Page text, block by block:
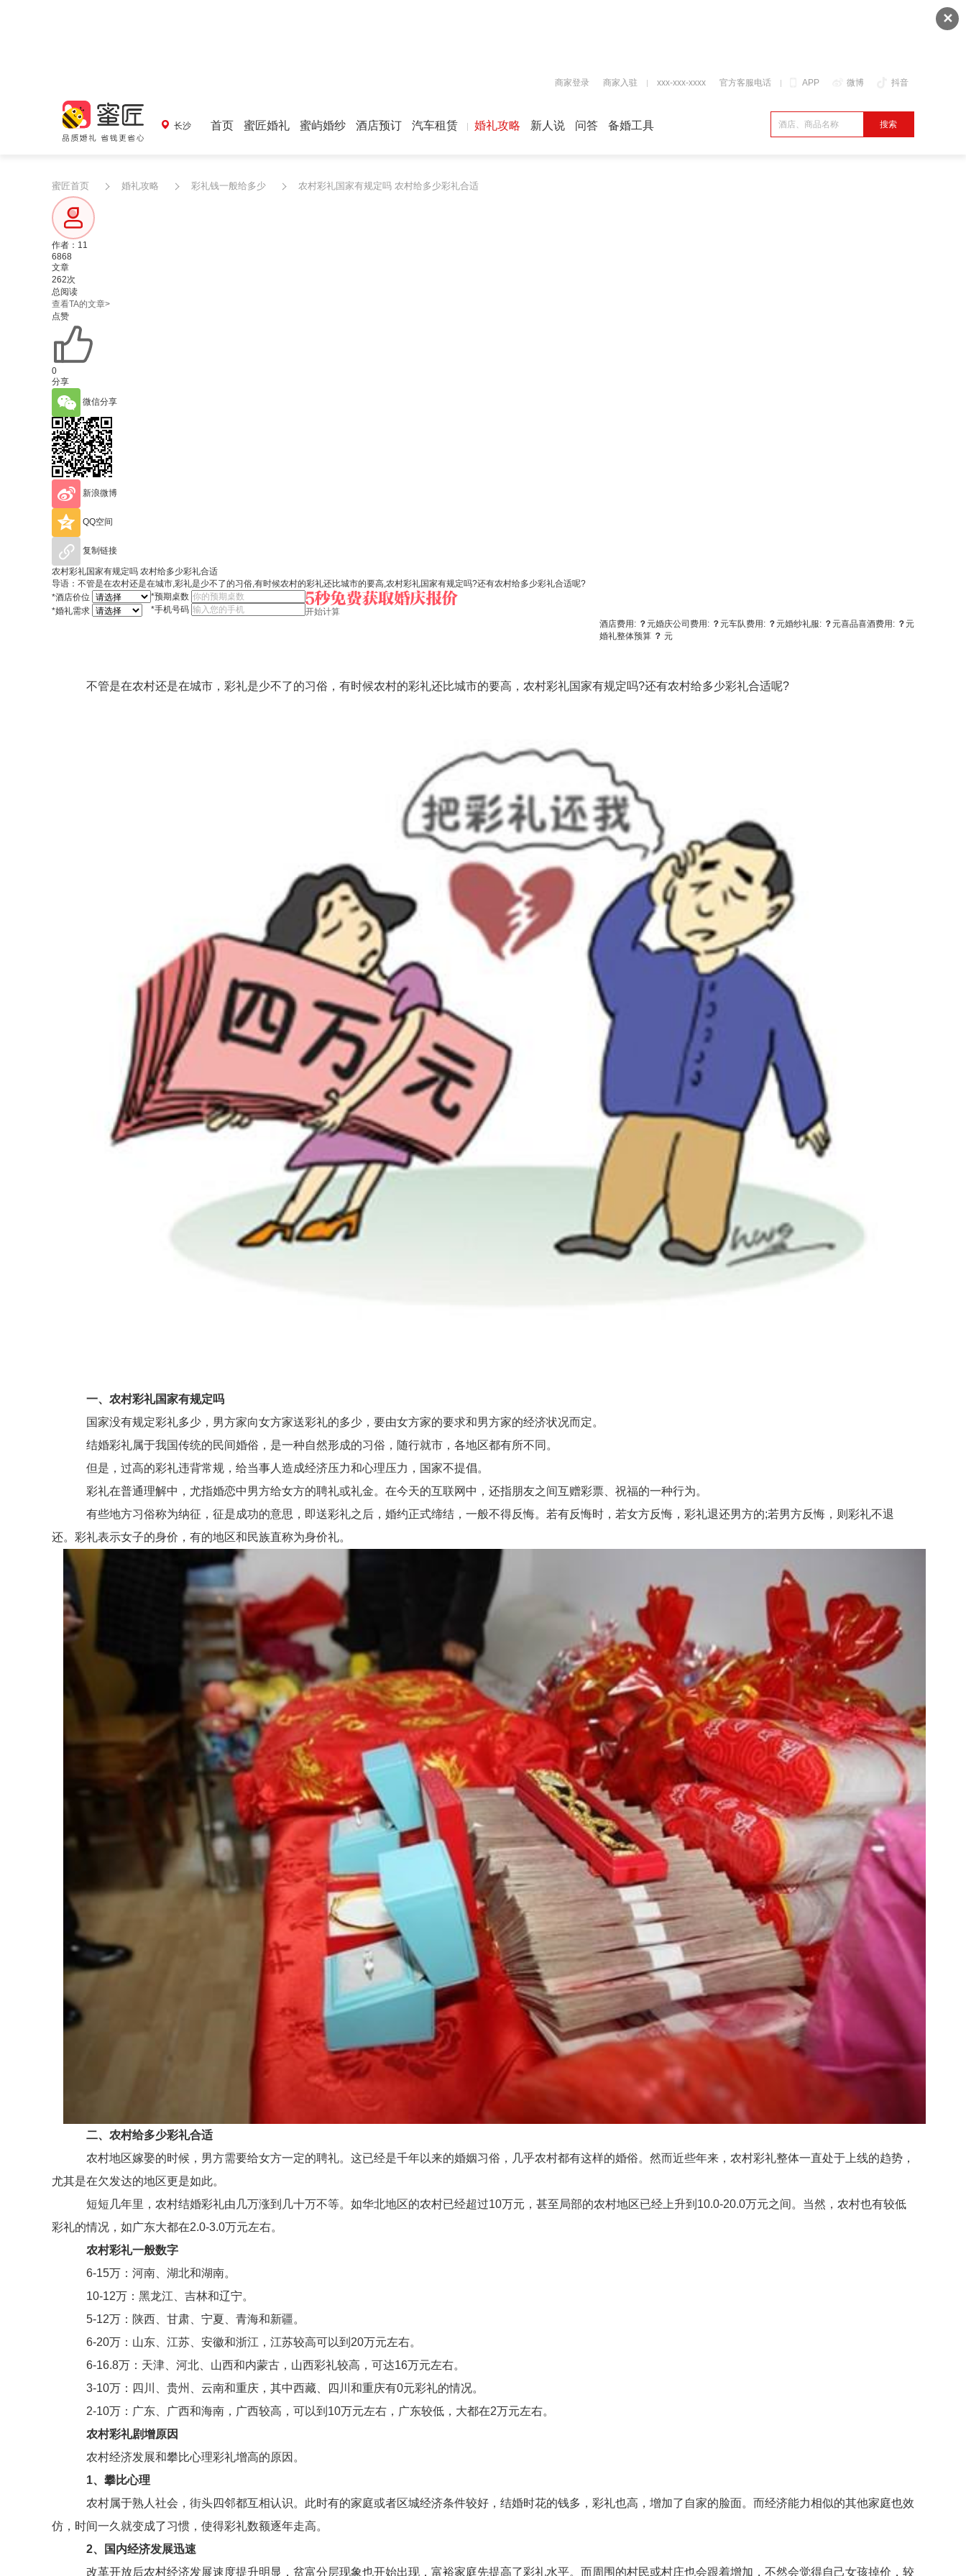
✕
APP 微博 抖音
商家登录 商家入驻 xxx-xxx-xxxx 官方客服电话
长沙 首页 蜜匠婚礼 蜜屿婚纱 酒店预订 汽车租赁 婚礼攻略 新人说 问答 备婚工具
蜜匠首页 婚礼攻略 彩礼钱一般给多少 农村彩礼国家有规定吗 农村给多少彩礼合适
作者：11
6868
文章
262次
总阅读
查看TA的文章>
点赞
0
分享
微信分享
新浪微博
QQ空间
复制链接
农村彩礼国家有规定吗 农村给多少彩礼合适
导语：不管是在农村还是在城市,彩礼是少不了的习俗,有时候农村的彩礼还比城市的要高,农村彩礼国家有规定吗?还有农村给多少彩礼合适呢?
*酒店价位
*婚礼需求
*预期桌数
*手机号码
开始计算
酒店费用: ？元婚庆公司费用: ？元车队费用: ？元婚纱礼服: ？元喜品喜酒费用: ？元
婚礼整体预算 ？ 元
不管是在农村还是在城市，彩礼是少不了的习俗，有时候农村的彩礼还比城市的要高，农村彩礼国家有规定吗?还有农村给多少彩礼合适呢?
一、农村彩礼国家有规定吗
国家没有规定彩礼多少，男方家向女方家送彩礼的多少，要由女方家的要求和男方家的经济状况而定。
结婚彩礼属于我国传统的民间婚俗，是一种自然形成的习俗，随行就市，各地区都有所不同。
但是，过高的彩礼违背常规，给当事人造成经济压力和心理压力，国家不提倡。
彩礼在普通理解中，尤指婚恋中男方给女方的聘礼或礼金。在今天的互联网中，还指朋友之间互赠彩票、祝福的一种行为。
有些地方习俗称为纳征，征是成功的意思，即送彩礼之后，婚约正式缔结，一般不得反悔。若有反悔时，若女方反悔，彩礼退还男方的;若男方反悔，则彩礼不退
还。彩礼表示女子的身价，有的地区和民族直称为身价礼。
二、农村给多少彩礼合适
农村地区嫁娶的时候，男方需要给女方一定的聘礼。这已经是千年以来的婚姻习俗，几乎农村都有这样的婚俗。然而近些年来，农村彩礼整体一直处于上线的趋势，
尤其是在欠发达的地区更是如此。
短短几年里，农村结婚彩礼由几万涨到几十万不等。如华北地区的农村已经超过10万元，甚至局部的农村地区已经上升到10.0-20.0万元之间。当然，农村也有较低
彩礼的情况，如广东大都在2.0-3.0万元左右。
农村彩礼一般数字
6-15万：河南、湖北和湖南。
10-12万：黑龙江、吉林和辽宁。
5-12万：陕西、甘肃、宁夏、青海和新疆。
6-20万：山东、江苏、安徽和浙江，江苏较高可以到20万元左右。
6-16.8万：天津、河北、山西和内蒙古，山西彩礼较高，可达16万元左右。
3-10万：四川、贵州、云南和重庆，其中西藏、四川和重庆有0元彩礼的情况。
2-10万：广东、广西和海南，广西较高，可以到10万元左右，广东较低，大都在2万元左右。
农村彩礼剧增原因
农村经济发展和攀比心理彩礼增高的原因。
1、攀比心理
农村属于熟人社会，街头四邻都互相认识。此时有的家庭或者区城经济条件较好，结婚时花的钱多，彩礼也高，增加了自家的脸面。而经济能力相似的其他家庭也效
仿，时间一久就变成了习惯，使得彩礼数额逐年走高。
2、国内经济发展迅速
改革开放后农村经济发展速度提升明显，贫富分层现象也开始出现，富裕家庭先提高了彩礼水平。而周围的村民或村庄也会跟着增加，不然会觉得自己女孩掉价，较